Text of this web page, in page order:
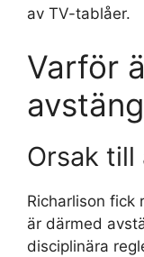
av TV-tablåer.
Varför
Orsak till
Richarlison fick
är därmed
disciplinära